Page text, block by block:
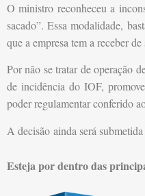
O ministro reconheceu a
sacado”. Essa modalidade,
que a empresa tem a receber de
Por não se tratar de operação
de incidência do IOF,
poder regulamentar conferido
A decisão ainda será
Esteja por dentro das